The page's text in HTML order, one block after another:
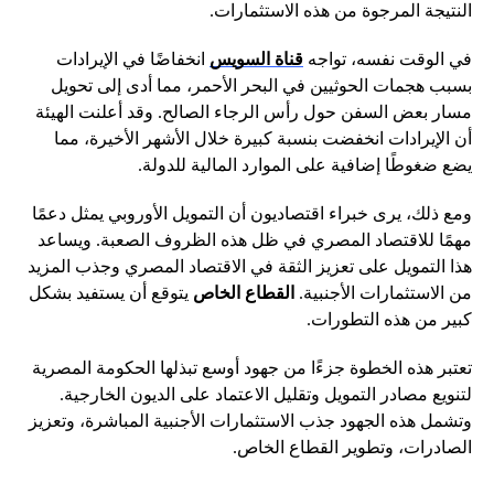
النتيجة المرجوة من هذه الاستثمارات.
في الوقت نفسه، تواجه قناة السويس انخفاضًا في الإيرادات
بسبب هجمات الحوثيين في البحر الأحمر، مما أدى إلى تحويل
مسار بعض السفن حول رأس الرجاء الصالح. وقد أعلنت الهيئة
أن الإيرادات انخفضت بنسبة كبيرة خلال الأشهر الأخيرة، مما
يضع ضغوطًا إضافية على الموارد المالية للدولة.
ومع ذلك، يرى خبراء اقتصاديون أن التمويل الأوروبي يمثل دعمًا
مهمًا للاقتصاد المصري في ظل هذه الظروف الصعبة. ويساعد
هذا التمويل على تعزيز الثقة في الاقتصاد المصري وجذب المزيد
من الاستثمارات الأجنبية. القطاع الخاص يتوقع أن يستفيد بشكل
كبير من هذه التطورات.
تعتبر هذه الخطوة جزءًا من جهود أوسع تبذلها الحكومة المصرية
لتنويع مصادر التمويل وتقليل الاعتماد على الديون الخارجية.
وتشمل هذه الجهود جذب الاستثمارات الأجنبية المباشرة، وتعزيز
الصادرات، وتطوير القطاع الخاص.